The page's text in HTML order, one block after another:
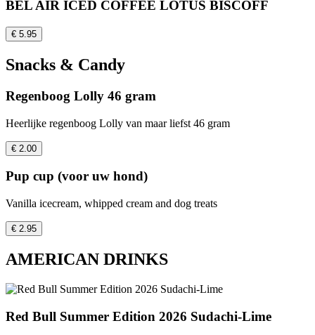
BEL AIR ICED COFFEE LOTUS BISCOFF
€ 5.95
Snacks & Candy
Regenboog Lolly 46 gram
Heerlijke regenboog Lolly van maar liefst 46 gram
€ 2.00
Pup cup (voor uw hond)
Vanilla icecream, whipped cream and dog treats
€ 2.95
AMERICAN DRINKS
Red Bull Summer Edition 2026 Sudachi-Lime